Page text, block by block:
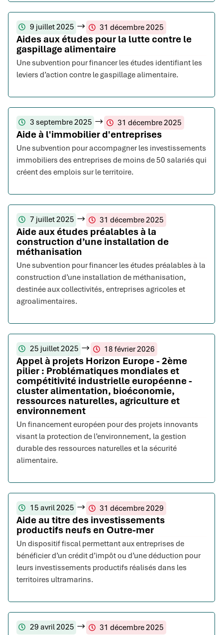
9 juillet 2025 31 décembre 2025
Aides aux études pour la lutte contre le
gaspillage alimentaire
Une subvention pour financer les études identifiant les
leviers d’action contre le gaspillage alimentaire.
3 septembre 2025 31 décembre 2025
Aide à l'immobilier d'entreprises
Une subvention pour accompagner les investissements
immobiliers des entreprises de moins de 50 salariés qui
créent des emplois sur le territoire.
7 juillet 2025 31 décembre 2025
Aide aux études préalables à la
construction d’une installation de
méthanisation
Une subvention pour financer les études préalables à la
construction d’une installation de méthanisation,
destinée aux collectivités, entreprises agricoles et
agroalimentaires.
25 juillet 2025 18 février 2026
Appel à projets Horizon Europe - 2ème
pilier : Problématiques mondiales et
compétitivité industrielle européenne -
cluster alimentation, bioéconomie,
ressources naturelles, agriculture et
environnement
Un financement européen pour des projets innovants
visant la protection de l’environnement, la gestion
durable des ressources naturelles et la sécurité
alimentaire.
15 avril 2025 31 décembre 2029
Aide au titre des investissements
productifs neufs en Outre-mer
Un dispositif fiscal permettant aux entreprises de
bénéficier d’un crédit d’impôt ou d’une déduction pour
leurs investissements productifs réalisés dans les
territoires ultramarins.
29 avril 2025 31 décembre 2025